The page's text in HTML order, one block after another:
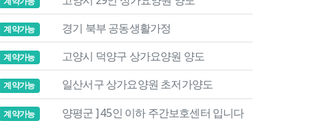
계약가능
경기 북부 공동생활가정
계약가능
고양시 덕양구 상가요양원 양도
계약가능
일산서구 상가요양원 초저가양도
계약가능
양평군 ] 45인 이하 주간보호센터 입니다